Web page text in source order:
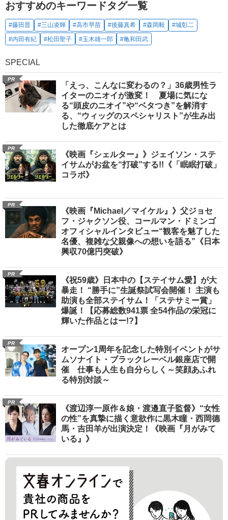
おすすめのキーワードタグ一覧
#藤田晋 #三山凌輝 #高市早苗 #後藤真希 #森岡毅
#城彰二
#内田有紀
#松田聖子 #玉木雄一郎 #亀和田武
SPECIAL
PR
「えっ、こんなに変わるの？」36歳男性ラ
イターのニオイが激変！ 夏場に気にな
る“頭皮のニオイ”や“ベタつき”を解消す
る、“ウィッグのスペシャリスト”が生み出
した徹底ケアとは
PR
《映画『シェルター』》ジェイソン・ステ
イサムがお盆を“打破”する!!《「眠眠打破」
コラボ》
PR
《映画『Michael／マイケル』》父ジョセ
フ・ジャクソン役、コールマン・ドミンゴ
オフィシャルインタビュー“観客を魅了した
名優、複雑な父親像への想いを語る”《日本
興収70億円突破》
PR
《祝59歳》日本中の【ステイサム愛】が大
暴走！ “勝手に”生誕祭試写会開催！ 主演も
助演も全部ステイサム！「ステサミー賞」
爆誕！【応募総数941票 全54作品の栄冠に
輝いた作品とはー!?】
PR
オープン1周年を記念した特別イベントがサ
ムソナイト・ブラックレーベル銀座店で開
催 仕事も人生も自分らしく～笑顔あふれ
る特別対談～
PR
《渡辺淳一原作＆娘・渡邉直子監督》“女性
の性”を真摯に描く意欲作に黒木瞳・西岡德
馬・吉田羊が出演決定！《映画『月がみて
いる』》